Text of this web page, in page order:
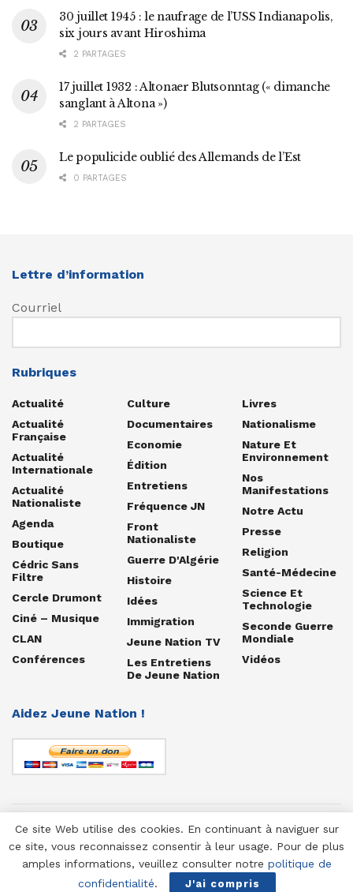
30 juillet 1945 : le naufrage de l’USS Indianapolis,
six jours avant Hiroshima
2 PARTAGES
17 juillet 1932 : Altonaer Blutsonntag (« dimanche
sanglant à Altona »)
2 PARTAGES
Le populicide oublié des Allemands de l’Est
0 PARTAGES
Lettre d’information
Courriel
Rubriques
Actualité
Actualité
Française
Actualité
Internationale
Actualité
Nationaliste
Agenda
Boutique
Cédric Sans
Filtre
Cercle Drumont
Ciné – Musique
CLAN
Conférences
Culture
Documentaires
Economie
Édition
Entretiens
Fréquence JN
Front
Nationaliste
Guerre D'Algérie
Histoire
Idées
Immigration
Jeune Nation TV
Les Entretiens
De Jeune Nation
Livres
Nationalisme
Nature Et
Environnement
Nos
Manifestations
Notre Actu
Presse
Religion
Santé-Médecine
Science Et
Technologie
Seconde Guerre
Mondiale
Vidéos
Aidez Jeune Nation !
© 1958-2025 Jeune Nation
Ce site Web utilise des cookies. En continuant à naviguer sur
ce site, vous reconnaissez consentir à leur usage. Pour de plus
amples informations, veuillez consulter notre politique de
confidentialité. J'ai compris